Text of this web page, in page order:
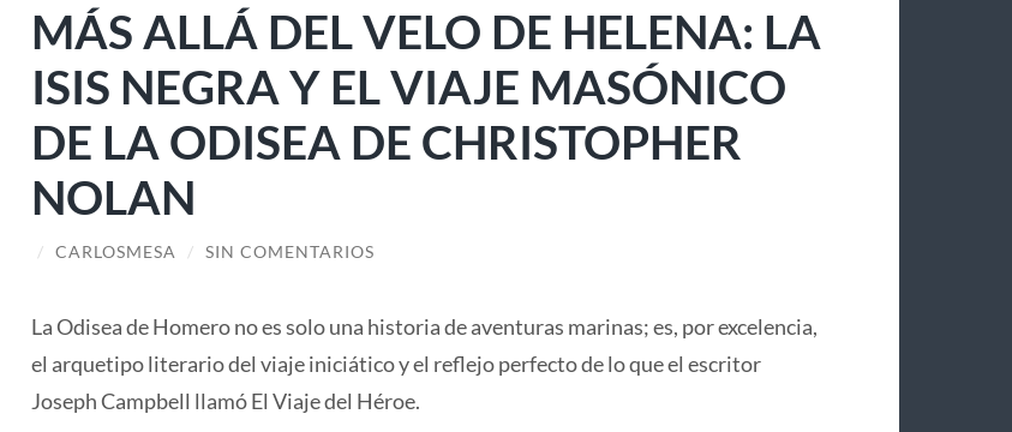
MÁS ALLÁ DEL VELO DE HELENA: LA
ISIS NEGRA Y EL VIAJE MASÓNICO
DE LA ODISEA DE CHRISTOPHER
NOLAN
/ CARLOSMESA / SIN COMENTARIOS
La Odisea de Homero no es solo una historia de aventuras marinas; es, por excelencia,
el arquetipo literario del viaje iniciático y el reflejo perfecto de lo que el escritor
Joseph Campbell llamó El Viaje del Héroe.